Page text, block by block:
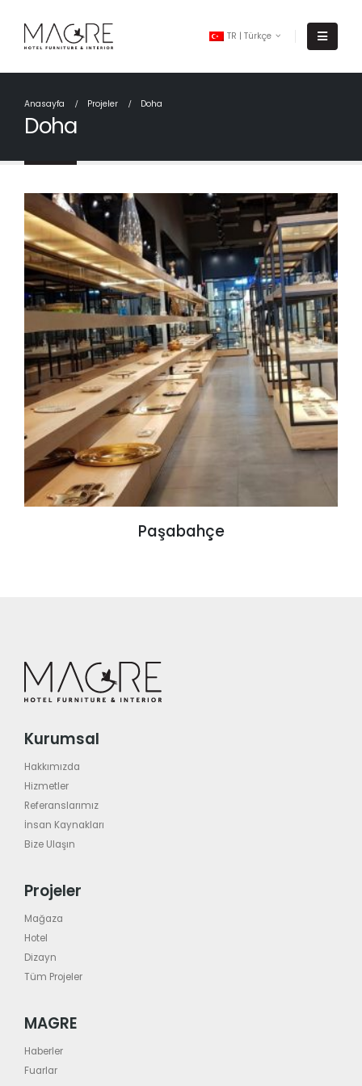
TR | Türkçe
Anasayfa Projeler Doha
Doha
Paşabahçe
Kurumsal
Hakkımızda
Hizmetler
Referanslarımız
İnsan Kaynakları
Bize Ulaşın
Projeler
Mağaza
Hotel
Dizayn
Tüm Projeler
MAGRE
Haberler
Fuarlar